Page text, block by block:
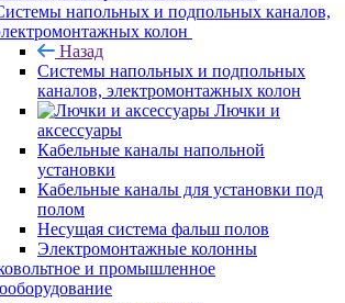
напольных и подпольных каналов,
колон
Назад
Системы напольных и подпольных
каналов, электромонтажных колон
Лючки и
аксессуары
Кабельные каналы напольной
установки
Кабельные каналы для установки под
полом
Несущая система фальш полов
Электромонтажные колонны